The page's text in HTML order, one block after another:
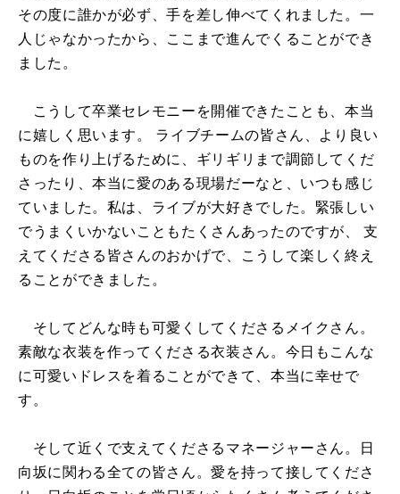
その度に誰かが必ず、手を差し伸べてくれました。一
人じゃなかったから、ここまで進んでくることができ
ました。
こうして卒業セレモニーを開催できたことも、本当
に嬉しく思います。 ライブチームの皆さん、より良い
ものを作り上げるために、ギリギリまで調節してくだ
さったり、本当に愛のある現場だーなと、いつも感じ
ていました。私は、ライブが大好きでした。緊張しい
でうまくいかないこともたくさんあったのですが、 支
えてくださる皆さんのおかげで、こうして楽しく終え
ることができました。
そしてどんな時も可愛くしてくださるメイクさん。
素敵な衣装を作ってくださる衣装さん。今日もこんな
に可愛いドレスを着ることができて、本当に幸せで
す。
そして近くで支えてくださるマネージャーさん。日
向坂に関わる全ての皆さん。愛を持って接してくださ